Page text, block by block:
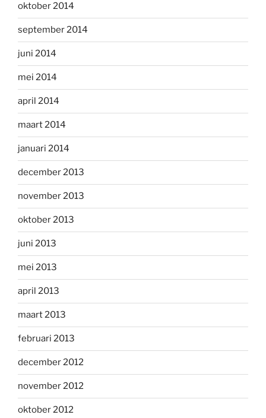
oktober 2014
september 2014
juni 2014
mei 2014
april 2014
maart 2014
januari 2014
december 2013
november 2013
oktober 2013
juni 2013
mei 2013
april 2013
maart 2013
februari 2013
december 2012
november 2012
oktober 2012